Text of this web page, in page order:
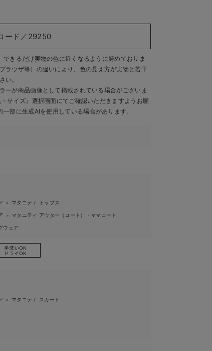
ード／29250
きるだけ実物の色に近くなるように努めておりま
ラウザ等）の違いにより、色の見え方が実物と若干
い。
ーが商品画像として掲載されている場合がございま
サイズ』選択画面にてご確認いただきますようお願
部に生成AIを使用している場合があります。
＞ マタニティ トップス
＞ マタニティ アウター（コート）・ママコート
ウェア
＞ マタニティ スカート